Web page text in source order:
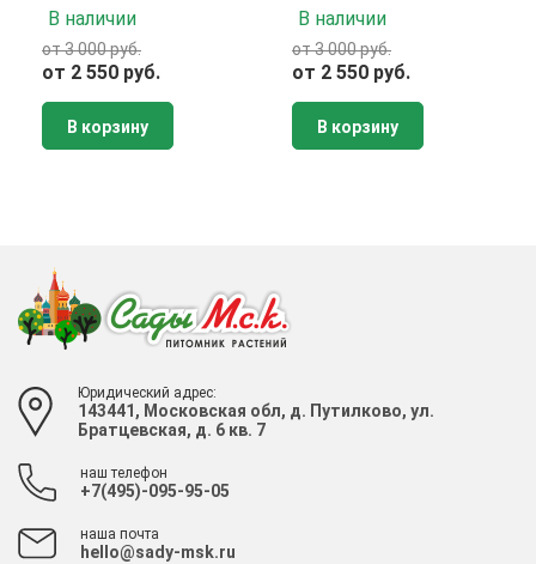
В наличии
от 3 000 руб.
от 2 550 руб.
В корзину
В наличии
от 3 000 руб.
от 2 550 руб.
В корзину
Юридический адрес:
143441, Московская обл, д. Путилково, ул.
Братцевская, д. 6 кв. 7
наш телефон
+7(495)-095-95-05
наша почта
hello@sady-msk.ru